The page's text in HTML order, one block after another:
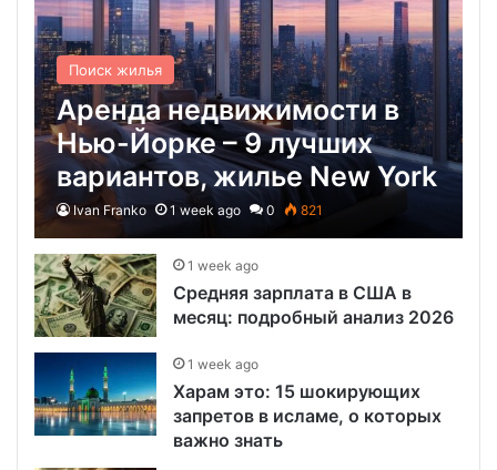
Поиск жилья
Аренда недвижимости в
Нью-Йорке – 9 лучших
вариантов, жилье New York
Ivan Franko 1 week ago 0 821
1 week ago
Средняя зарплата в США в
месяц: подробный анализ 2026
1 week ago
Харам это: 15 шокирующих
запретов в исламе, о которых
важно знать